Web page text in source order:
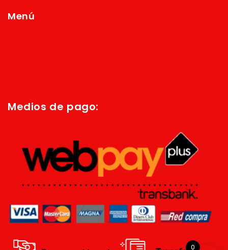
Menú
Medios de pago:
0